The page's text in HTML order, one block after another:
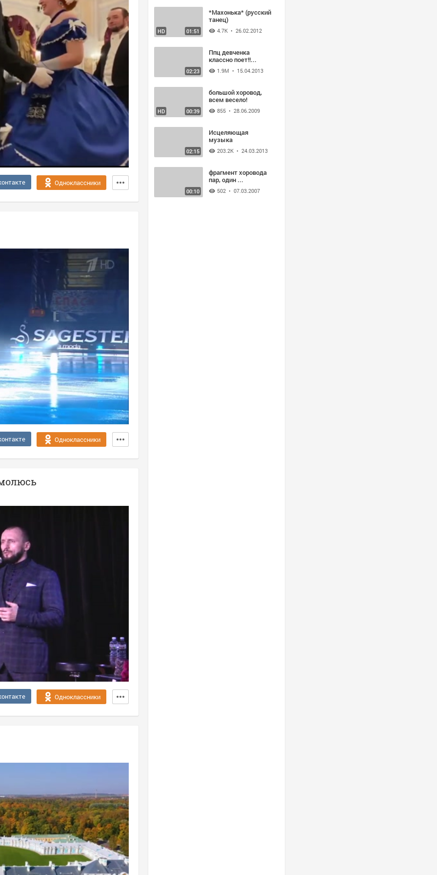
Одноклассники
Одноклассники
Одноклассники
01:51
HD
*Махонька* (русский
танец)
4.7K • 26.02.2012
02:23
Ппц девченка
классно поет!!...
1.9M • 15.04.2013
00:39
HD
большой хоровод,
всем весело!
855 • 28.06.2009
02:15
Исцеляющая
музыка
203.2K • 24.03.2013
00:10
фрагмент хоровода
пар, один ...
502 • 07.03.2007